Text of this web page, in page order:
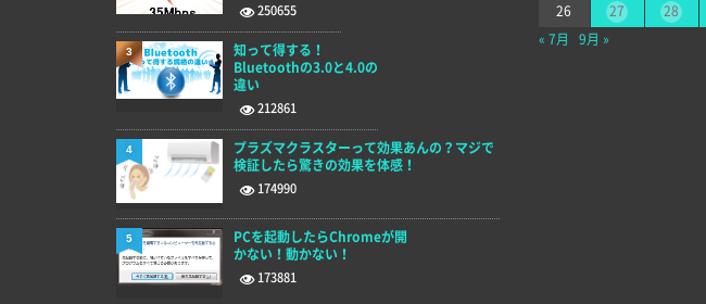
250655
知って得する！
Bluetoothの3.0と4.0の
違い
212861
3
プラズマクラスターって効果あんの？マジで
検証したら驚きの効果を体感！
174990
4
PCを起動したらChromeが開
かない！動かない！
173881
5
26
27 28
« 7月
9月 »